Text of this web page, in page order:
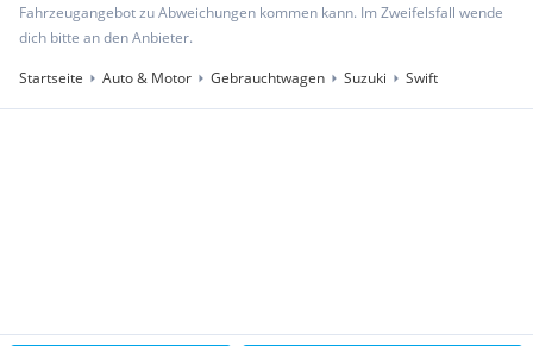
Fahrzeugangebot zu Abweichungen kommen kann. Im Zweifelsfall wende
dich bitte an den Anbieter.
Startseite
Auto & Motor Gebrauchtwagen Suzuki Swift